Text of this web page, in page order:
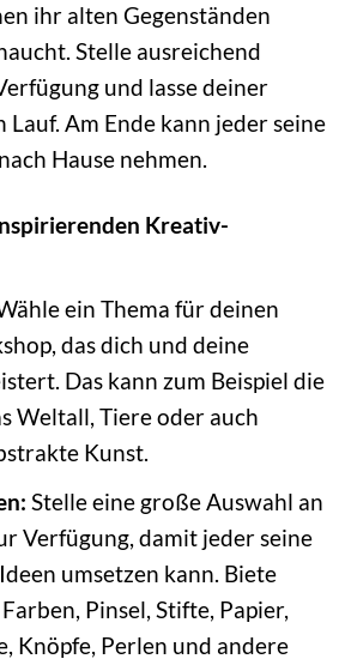
ihr alten Gegenständen
Stelle ausreichend
und lasse deiner
Am Ende kann jeder seine
Hause nehmen.
Kreativ-
ein Thema für deinen
das dich und deine
Das kann zum Beispiel die
Weltall, Tiere oder auch
Kunst.
Stelle eine große Auswahl an
Verfügung, damit jeder seine
umsetzen kann. Biete
Pinsel, Stifte, Papier,
Knöpfe, Perlen und andere